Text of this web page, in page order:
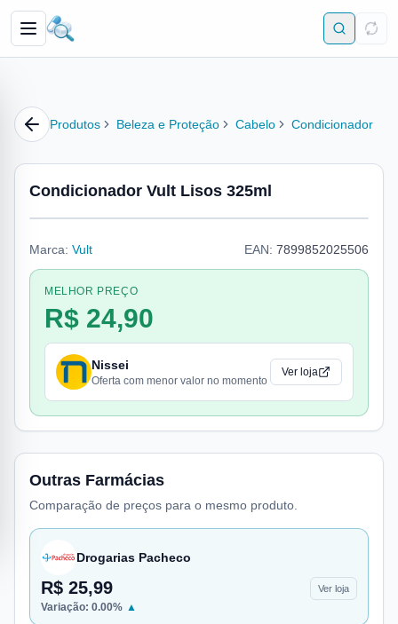
Produtos Beleza e Proteção Cabelo Condicionador
Condicionador Vult Lisos 325ml
Marca: Vult EAN: 7899852025506
MELHOR PREÇO
R$ 24,90
Nissei
Oferta com menor valor no momento
Ver loja
Outras Farmácias
Comparação de preços para o mesmo produto.
Drogarias Pacheco
R$ 25,99 Ver loja
Variação: 0.00% ▲